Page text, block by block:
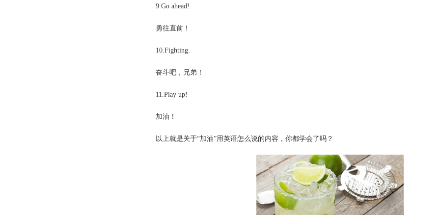
9.Go ahead!
勇往直前！
10.Fighting.
奋斗吧，兄弟！
11.Play up!
加油！
以上就是关于“加油”用英语怎么说的内容，你都学会了吗？